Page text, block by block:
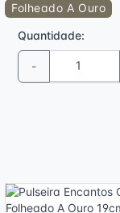
Folheado A Ouro
Quantidade:
-